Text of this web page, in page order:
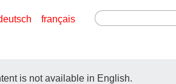
français
is not available in English.